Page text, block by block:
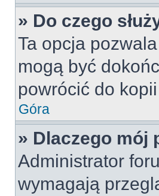
» Do czego
Ta opcja
mogą być
powrócić do
Góra
» Dlaczego mój
Administrator
wymagają